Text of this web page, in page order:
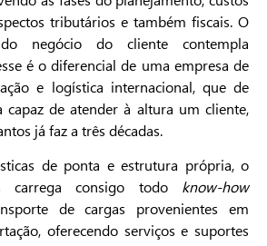
tributários e também fiscais. O
do negócio do cliente contempla
é o diferencial de uma empresa de
e logística internacional, que de
capaz de atender à altura um cliente,
já faz a três décadas.
de ponta e estrutura própria, o
carrega consigo todo know-how
de cargas provenientes em
oferecendo serviços e suportes